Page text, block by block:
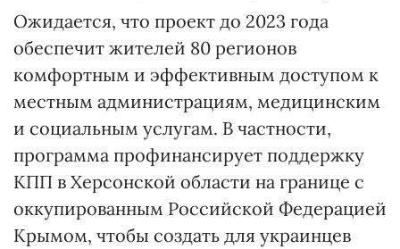
Ожидается, что проект до 2023 года
обеспечит жителей 80 регионов
комфортным и эффективным доступом к
местным администрациям, медицинским
и социальным услугам. В частности,
программа профинансирует поддержку
КПП в Херсонской области на границе с
оккупированным Российской Федерацией
Крымом, чтобы создать для украинцев